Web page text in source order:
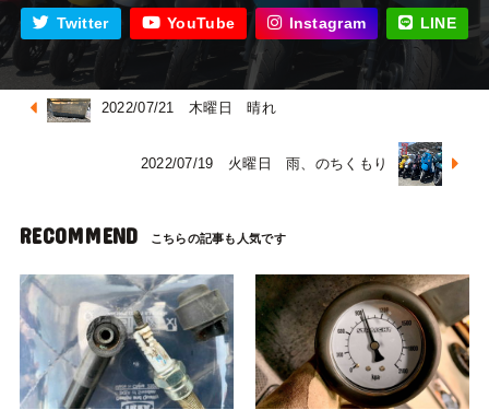
Twitter YouTube Instagram LINE
2022/07/21 木曜日 晴れ
2022/07/19 火曜日 雨、のちくもり
RECOMMEND